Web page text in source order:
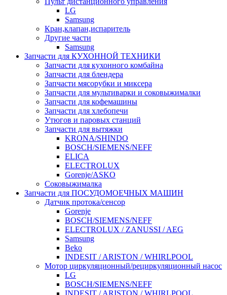
LG
Samsung
Кран,клапан,испаритель
Другие части
Samsung
Запчасти для КУХОННОЙ ТЕХНИКИ
Запчасти для кухонного комбайна
Запчасти для блендера
Запчасти мясорубки и миксера
Запчасти для мультиварки и соковыжималки
Запчасти для кофемашины
Запчасти для хлебопечи
Утюгов и паровых станций
Запчасти для вытяжки
KRONA/SHINDO
BOSCH/SIEMENS/NEFF
ELICA
ELECTROLUX
Gorenje/ASKO
Соковыжималка
Запчасти для ПОСУДОМОЕЧНЫХ МАШИН
Датчик протока/сенсор
Gorenje
BOSCH/SIEMENS/NEFF
ELECTROLUX / ZANUSSI / AEG
Samsung
Beko
INDESIT / ARISTON / WHIRLPOOL
Мотор циркуляционный/рециркуляционный насос
LG
BOSCH/SIEMENS/NEFF
INDESIT / ARISTON / WHIRLPOOL